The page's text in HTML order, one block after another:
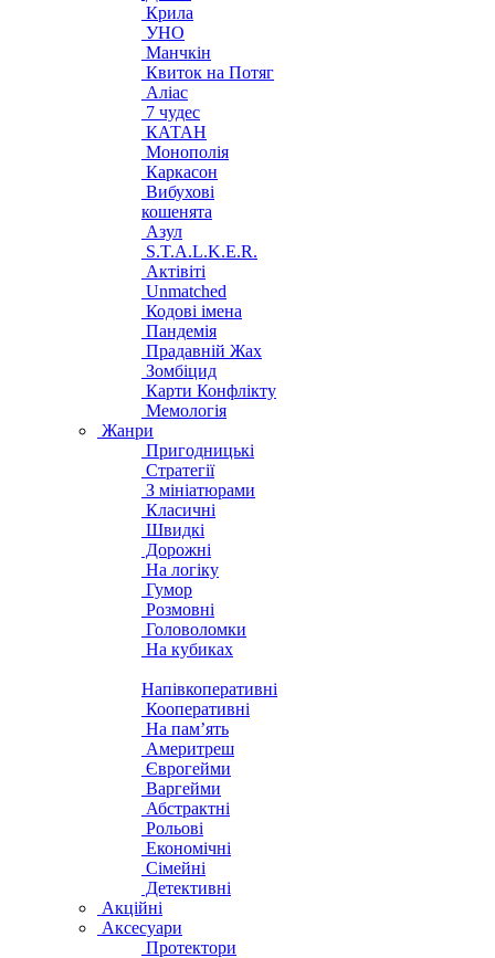
Крила
УНО
Манчкін
Квиток на Потяг
Аліас
7 чудес
КАТАН
Монополія
Каркасон
Вибухові
кошенята
Азул
S.T.A.L.K.E.R.
Актівіті
Unmatched
Кодові імена
Пандемія
Прадавній Жах
Зомбіцид
Карти Конфлікту
Мемологія
Жанри
Пригодницькі
Стратегії
З мініатюрами
Класичні
Швидкі
Дорожні
На логіку
Гумор
Розмовні
Головоломки
На кубиках
Напівкоперативні
Кооперативні
На пам’ять
Америтреш
Єврогейми
Варгейми
Абстрактні
Рольові
Економічні
Сімейні
Детективні
Акційні
Аксесуари
Протектори